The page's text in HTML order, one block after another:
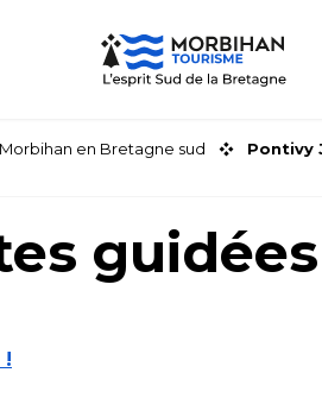
en Bretagne sud Pontivy
guidées
!